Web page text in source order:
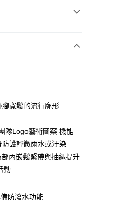
寬鬆的流行廓形
隊Logo藝術圖案 機能
護輕微雨水或汙染
內嵌鬆緊帶與抽繩提升
動
防潑水功能